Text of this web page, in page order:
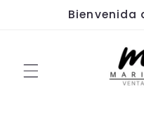
directamenteBienvenida